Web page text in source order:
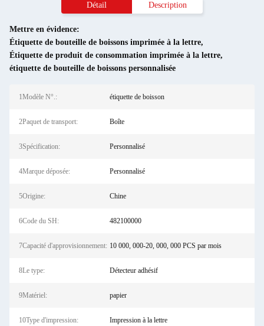
Détail Description
Mettre en évidence:
Étiquette de bouteille de boissons imprimée à la lettre,
Étiquette de produit de consommation imprimée à la lettre,
étiquette de bouteille de boissons personnalisée
1Modèle N°.: étiquette de boisson
2Paquet de transport: Boîte
3Spécification: Personnalisé
4Marque déposée: Personnalisé
5Origine: Chine
6Code du SH: 482100000
7Capacité d'approvisionnement: 10 000, 000-20, 000, 000 PCS par mois
8Le type: Détecteur adhésif
9Matériel: papier
10Type d'impression: Impression à la lettre